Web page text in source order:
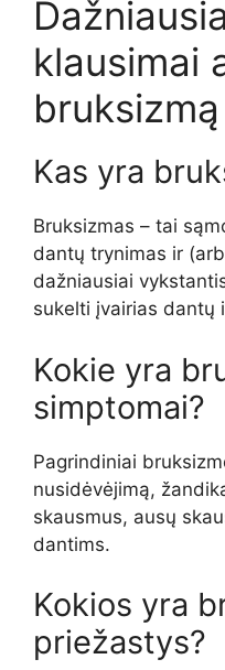
klausimai
bruksizmą
Kas yra
Bruksizmas – tai
dantų trynimas ir
dažniausiai
sukelti įvairias dantų
Kokie yra
simptomai?
Pagrindiniai
nusidėvėjimą,
skausmus, ausų
dantims.
Kokios yra
priežastys?